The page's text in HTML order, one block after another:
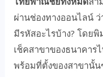
ผ่านช่องทางออนไลน์ ว่
มีรหัสอะไรบ้าง? โดย
เช็คสาขาของธนาคา
พร้อมที่ตั้งของสาขานั้